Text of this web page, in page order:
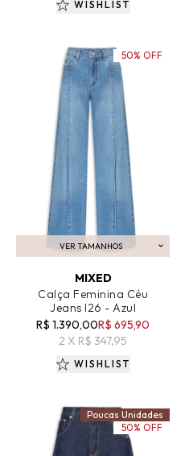
WISHLIST
VER TAMANHOS
ADICIONAR AO CARRINHO
MIXED
Calça Feminina Céu
Jeans I26 - Azul
R$ 1.390,00R$ 695,90
2 X R$ 347,95
50% OFF
WISHLIST
Poucas Unidades
50% OFF